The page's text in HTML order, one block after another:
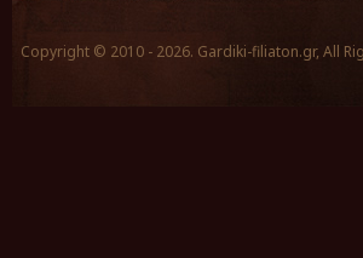
Copyright © 2010 - 2026. Gardiki-filiaton.gr, All